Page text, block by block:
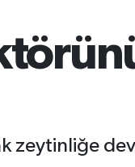
zeytinliğe